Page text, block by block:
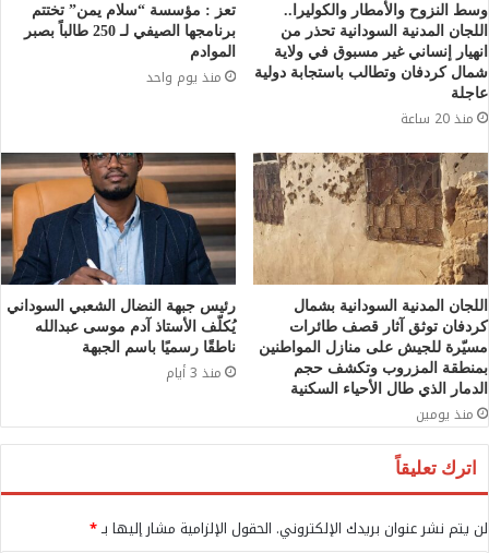
وسط النزوح والأمطار والكوليرا..
اللجان المدنية السودانية تحذر من
انهيار إنساني غير مسبوق في ولاية
شمال كردفان وتطالب باستجابة دولية
عاجلة
منذ 20 ساعة
تعز : مؤسسة “سلام يمن” تختتم
برنامجها الصيفي لـ 250 طالباً بصبر
الموادم
منذ يوم واحد
اللجان المدنية السودانية بشمال
كردفان توثق آثار قصف طائرات
مسيّرة للجيش على منازل المواطنين
بمنطقة المزروب وتكشف حجم
الدمار الذي طال الأحياء السكنية
منذ يومين
رئيس جبهة النضال الشعبي السوداني
يُكلّف الأستاذ آدم موسى عبدالله
ناطقًا رسميًا باسم الجبهة
منذ 3 أيام
اترك تعليقاً
لن يتم نشر عنوان بريدك الإلكتروني. الحقول الإلزامية مشار إليها بـ*